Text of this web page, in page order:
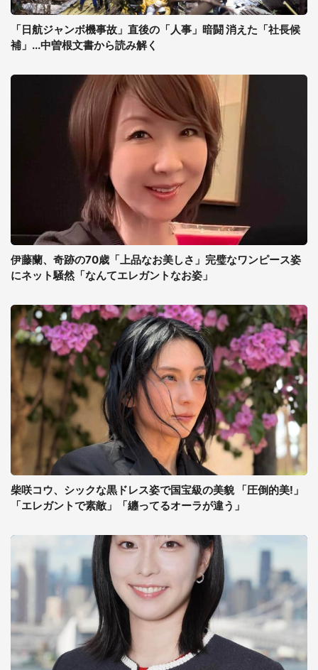
「日航ジャンボ機事故」直後の「人事」暗闘 消えた「社長候
補」...中曽根文書から読み解く
伊藤蘭、奇跡の70歳「上品なお美しさ」完璧なワンピース姿
にネット騒然「なんてエレガントなお姿」
柴咲コウ、シックな黒ドレス姿で国宝級の美貌 「圧倒的美!」
「エレガントで素敵」「纏ってるオーラが違う」